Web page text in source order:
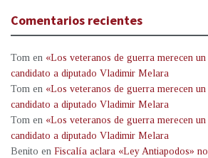
Comentarios recientes
Tom en «Los veteranos de guerra merecen
candidato a diputado Vladimir Melara
Tom en «Los veteranos de guerra merecen
candidato a diputado Vladimir Melara
Tom en «Los veteranos de guerra merecen
candidato a diputado Vladimir Melara
Benito en Fiscalía aclara «Ley Antiapodos»